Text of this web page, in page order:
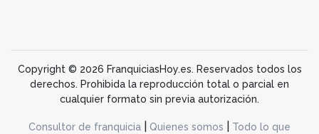
Copyright © 2026 FranquiciasHoy.es. Reservados todos los
derechos. Prohibida la reproducción total o parcial en
cualquier formato sin previa autorización.
Consultor de franquicia Quienes somos
Todo lo que